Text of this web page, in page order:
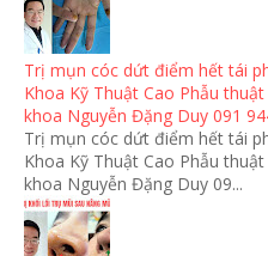
Trị mụn cóc dứt điểm hết tái
Khoa Kỹ Thuật Cao Phẫu
khoa Nguyễn Đặng Duy 091
Trị mụn cóc dứt điểm hết tái
Khoa Kỹ Thuật Cao Phẫu
khoa Nguyễn Đặng Duy 09...